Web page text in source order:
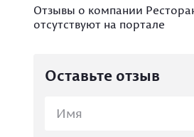
Отзывы о компании
отсутствуют на портале
Оставьте отзыв